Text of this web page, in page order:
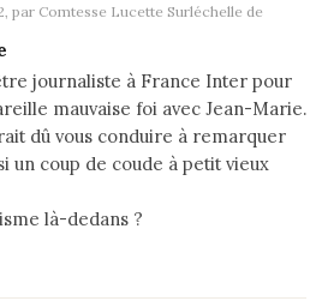
par Comtesse Lucette Surléchelle de
journaliste à France Inter pour
mauvaise foi avec Jean-Marie.
dû vous conduire à remarquer
un coup de coude à petit vieux
là-dedans ?